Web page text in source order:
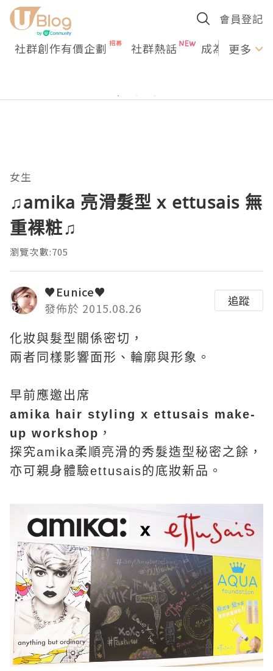
會員登記
社群創作有價企劃 社群熱話 成為U更多
女生
♫amika 亮滑髮型 x ettusais 無
重裸粧♫
瀏覽次數:705
♥Eunice♥
發佈於 2015.08.26
追蹤
化妝與髮型關係密切 ，
兩者同樣影響面形、輪廓與形象。
早前應邀出席
amika hair styling x ettusais make-
up workshop ，
探究amika柔順亮滑的秀髮造型秘密之餘，
亦可親身體驗ettusais的底妝新品。